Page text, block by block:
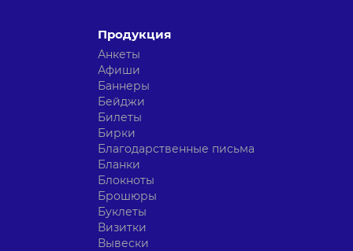
Продукция
Анкеты
Афиши
Баннеры
Бейджи
Билеты
Бирки
Благодарственные письма
Бланки
Блокноты
Брошюры
Буклеты
Визитки
Вывески